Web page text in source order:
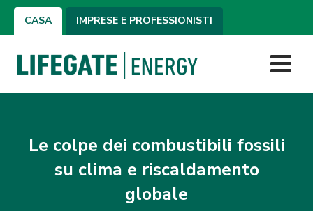
CASA IMPRESE E PROFESSIONISTI
Le colpe dei combustibili fossili
su clima e riscaldamento
globale